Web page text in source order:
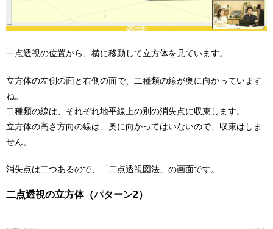
一点透視の位置から、横に移動して立方体を見ています。
立方体の左側の面と右側の面で、二種類の線が奥に向かっています
ね。
二種類の線は、それぞれ地平線上の別の消失点に収束します。
立方体の高さ方向の線は、奥に向かってはいないので、収束はしま
せん。
消失点は二つあるので、「二点透視図法」の画面です。
二点透視の立方体（パターン2）